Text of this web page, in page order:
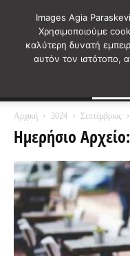
Αρχική 2024 Σεπτέμβριος
Ημερήσιο
Images Agia
Χρησιμοποιούμε
καλύτερη δυνατή
αυτόν τον ιστότοπο,